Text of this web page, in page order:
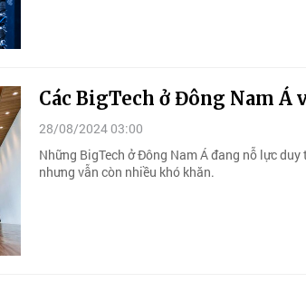
Các BigTech ở Đông Nam Á
28/08/2024 03:00
Những BigTech ở Đông Nam Á đang nỗ lực
nhưng vẫn còn nhiều khó khăn.